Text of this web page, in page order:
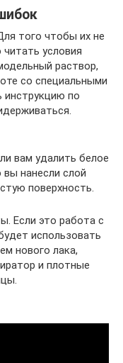
того чтобы их не
условия
раствор,
со специальными
инструкцию по
вам удалить белое
вы нанесли слой
поверхность.
Если это работа с
использовать
нового лака,
и плотные